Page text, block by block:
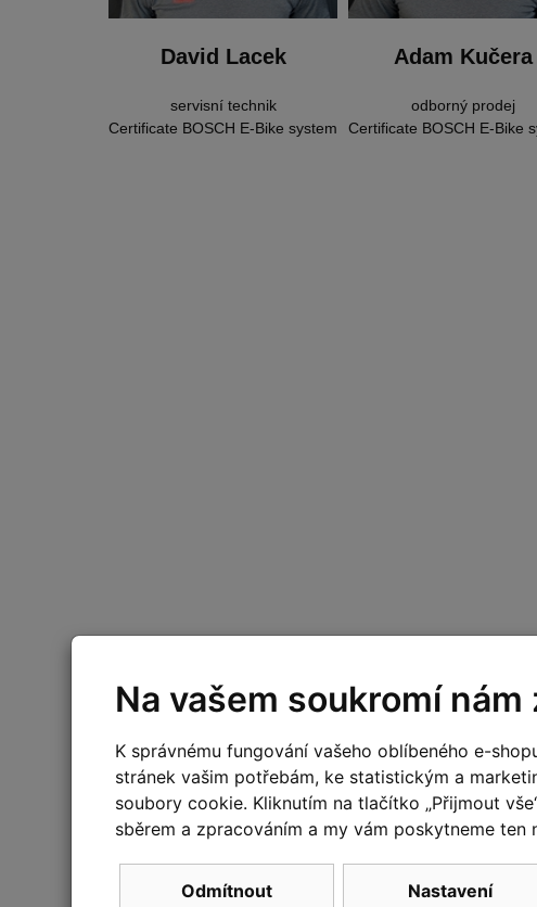
David Lacek Adam Kučera
servisní technik
Certificate BOSCH E-Bike system
odborný prodej
Certificate BOSCH E-Bike
Na vašem soukromí nám
K správnému fungování vašeho oblíbeného e-
stránek vašim potřebám, ke statistickým a
soubory cookie. Kliknutím na tlačítko „Přijmout
sběrem a zpracováním a my vám poskytneme ten
Odmítnout Nastavení